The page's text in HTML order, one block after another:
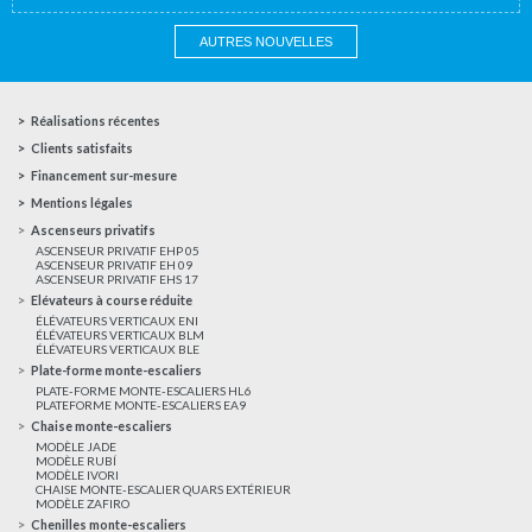
AUTRES NOUVELLES
Réalisations récentes
Clients satisfaits
Financement sur-mesure
Mentions légales
Ascenseurs privatifs
ASCENSEUR PRIVATIF EHP 05
ASCENSEUR PRIVATIF EH 09
ASCENSEUR PRIVATIF EHS 17
Elévateurs à course réduite
ÉLÉVATEURS VERTICAUX ENI
ÉLÉVATEURS VERTICAUX BLM
ÉLÉVATEURS VERTICAUX BLE
Plate-forme monte-escaliers
PLATE-FORME MONTE-ESCALIERS HL6
PLATEFORME MONTE-ESCALIERS EA9
Chaise monte-escaliers
MODÈLE JADE
MODÈLE RUBÍ
MODÈLE IVORI
CHAISE MONTE-ESCALIER QUARS EXTÉRIEUR
MODÈLE ZAFIRO
Chenilles monte-escaliers